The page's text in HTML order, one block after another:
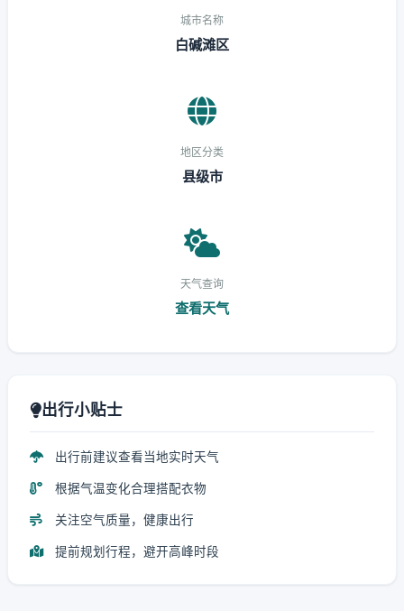
城市名称
白碱滩区
地区分类
县级市
天气查询
查看天气
出行小贴士
出行前建议查看当地实时天气
根据气温变化合理搭配衣物
关注空气质量，健康出行
提前规划行程，避开高峰时段